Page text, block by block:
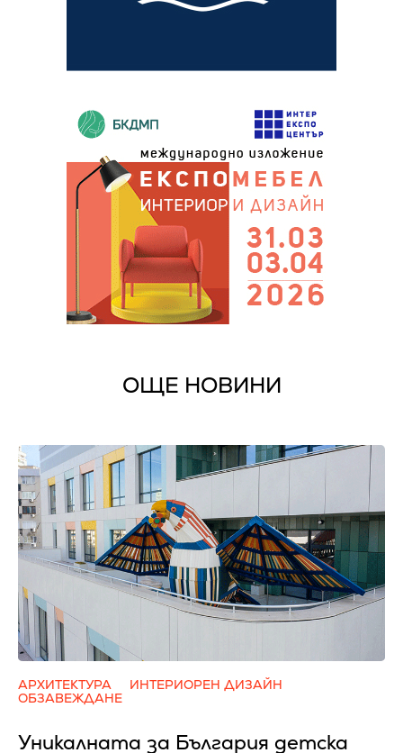
ОЩЕ НОВИНИ
АРХИТЕКТУРА
ИНТЕРИОРЕН ДИЗАЙН
ОБЗАВЕЖДАНЕ
Уникалната за България детска